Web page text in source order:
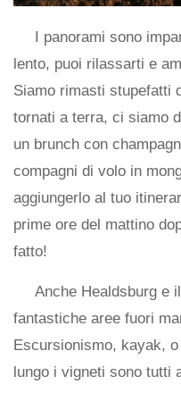
I panorami sono
lento, puoi rilassarti e
Siamo rimasti stupefatti
tornati a terra, ci siamo
un brunch con
compagni di volo in
aggiungerlo al tuo
prime ore del mattino
fatto!
Anche Healdsburg e
fantastiche aree fuori
Escursionismo, kayak,
lungo i vigneti sono tutti